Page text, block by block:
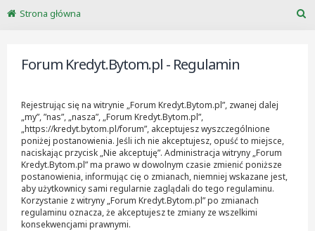
Strona główna
Forum Kredyt.Bytom.pl - Regulamin
Rejestrując się na witrynie „Forum Kredyt.Bytom.pl”, zwanej dalej
„my”, ”nas”, „nasza”, „Forum Kredyt.Bytom.pl”,
„https://kredyt.bytom.pl/forum”, akceptujesz wyszczególnione
poniżej postanowienia. Jeśli ich nie akceptujesz, opuść to miejsce,
naciskając przycisk „Nie akceptuję”. Administracja witryny „Forum
Kredyt.Bytom.pl” ma prawo w dowolnym czasie zmienić poniższe
postanowienia, informując cię o zmianach, niemniej wskazane jest,
aby użytkownicy sami regularnie zaglądali do tego regulaminu.
Korzystanie z witryny „Forum Kredyt.Bytom.pl” po zmianach
regulaminu oznacza, że akceptujesz te zmiany ze wszelkimi
konsekwencjami prawnymi.